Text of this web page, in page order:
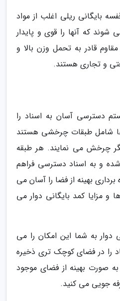
بایگانی ریلی اغلب از مواد
شوند که آنها را قوی و پایدار
قادر به تحمل وزن بالا و
و تجاری هستند.
دسترسی آسان به اسناد را
شامل طبقات چرخشی هستند
چرخش می نمایند. هر طبقه
و به اسناد دسترسی فراهم
بهینه از فضا را آسان می
و مزایا کمد بایگانی دوار می
دوار به شما این امکان را می
را در فضای کوچک تری ذخیره
صورت بهینه از فضای موجود
جویی می کنید.